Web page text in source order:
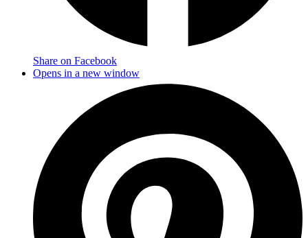
Share on Facebook
Opens in a new window